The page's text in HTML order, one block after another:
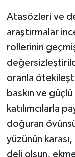
Atasözleri ve
araştırmalar
rollerinin
oranla
baskın ve
katılımcılarla
doğuran
yüzünün
deli olsun,